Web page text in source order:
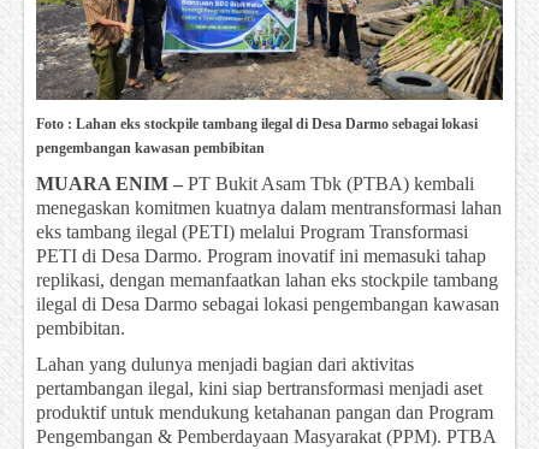
Foto : Lahan eks stockpile tambang ilegal di Desa Darmo sebagai lokasi
pengembangan kawasan pembibitan
MUARA ENIM – PT Bukit Asam Tbk (PTBA) kembali
menegaskan komitmen kuatnya dalam mentransformasi lahan
eks tambang ilegal (PETI) melalui Program Transformasi
PETI di Desa Darmo. Program inovatif ini memasuki tahap
replikasi, dengan memanfaatkan lahan eks stockpile tambang
ilegal di Desa Darmo sebagai lokasi pengembangan kawasan
pembibitan.
Lahan yang dulunya menjadi bagian dari aktivitas
pertambangan ilegal, kini siap bertransformasi menjadi aset
produktif untuk mendukung ketahanan pangan dan Program
Pengembangan & Pemberdayaan Masyarakat (PPM). PTBA